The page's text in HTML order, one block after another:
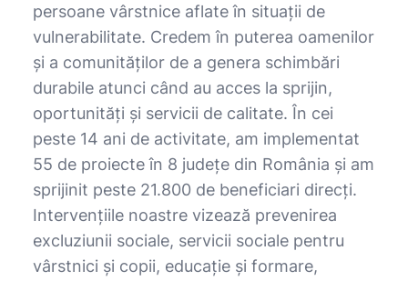
persoane vârstnice aflate în situații de
vulnerabilitate. Credem în puterea oamenilor
și a comunităților de a genera schimbări
durabile atunci când au acces la sprijin,
oportunități și servicii de calitate. În cei
peste 14 ani de activitate, am implementat
55 de proiecte în 8 județe din România și am
sprijinit peste 21.800 de beneficiari direcți.
Intervențiile noastre vizează prevenirea
excluziunii sociale, servicii sociale pentru
vârstnici și copii, educație și formare,